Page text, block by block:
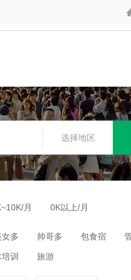
选择地区
月 0K以上/月
女多 帅哥多 包食宿
训 旅游